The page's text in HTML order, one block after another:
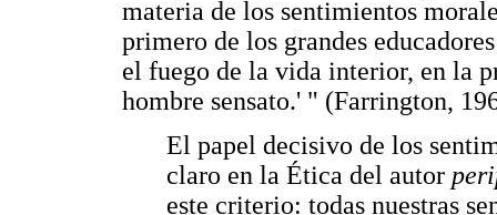
materia de los sentimientos
primero de los grandes
el fuego de la vida interior, en la
hombre sensato.' " (Farrington,
El papel decisivo de los
claro en la Ética del autor
este criterio: todas nuestras